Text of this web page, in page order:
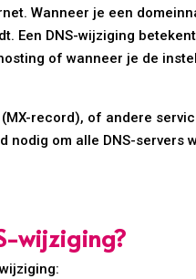
Wanneer je een
Een DNS-wijziging
of wanneer je de
record), of andere
om alle DNS-servers
wijziging?